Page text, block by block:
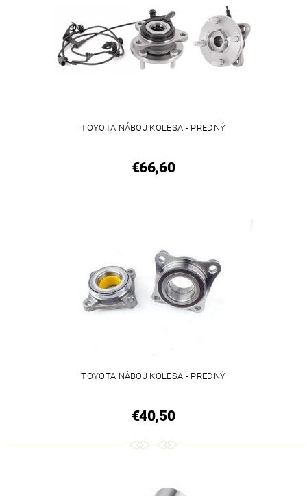
TOYOTA NÁBOJ KOLESA - PREDNÝ
€66,60
TOYOTA NÁBOJ KOLESA - PREDNÝ
€40,50